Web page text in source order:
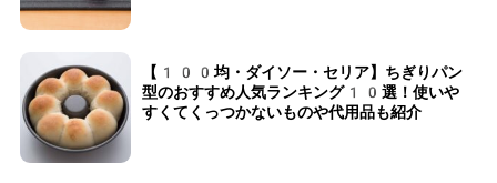
【100均・ダイソー・セリア】ちぎりパン
型のおすすめ人気ランキング10選！使いや
すくてくっつかないものや代用品も紹介